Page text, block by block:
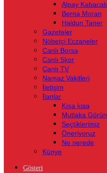
Alpay Kabacalı
Berna Moran
Haldun Taner
Gazeteler
Nöbetçi Eczaneler
Canlı Borsa
Canlı Skor
Canlı TV
Namaz Vakitleri
İletişim
İlanlar
Kısa kısa
Mutlaka Görün
Seçtiklerimiz
Öneriyoruz
Ne nerede
Künye
Gösteri